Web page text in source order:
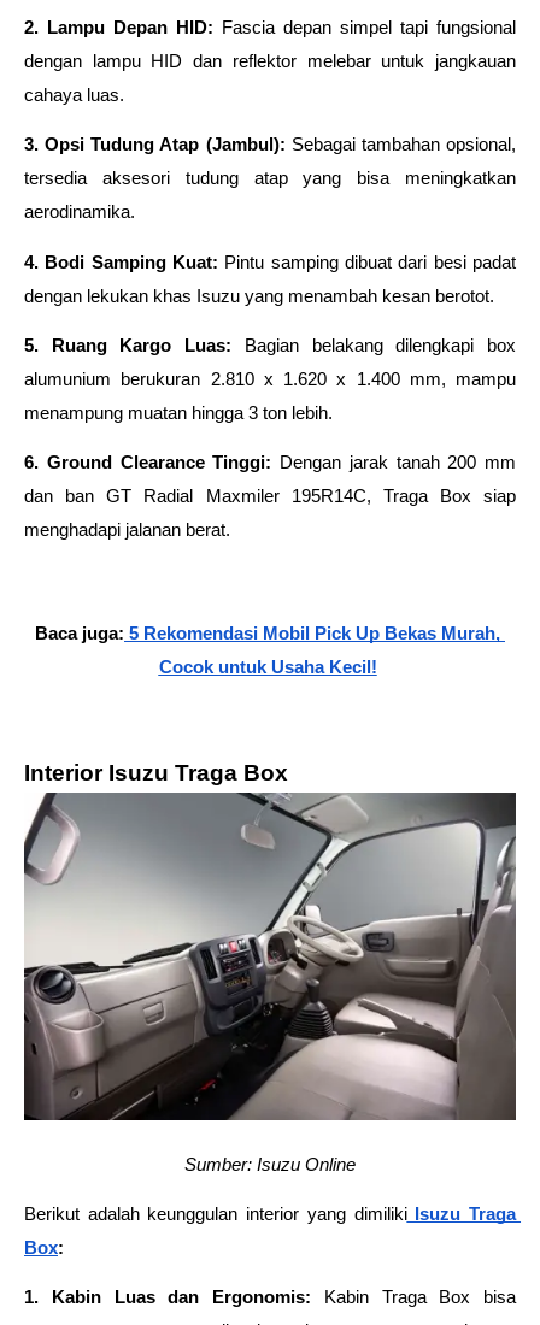
2. Lampu Depan HID:
Fascia depan simpel tapi fungsional
dengan lampu HID dan reflektor melebar untuk jangkauan
cahaya luas.
3. Opsi Tudung Atap (Jambul): Sebagai tambahan opsional,
tersedia aksesori tudung atap yang bisa meningkatkan
aerodinamika.
4. Bodi Samping Kuat: Pintu samping dibuat dari besi padat
dengan lekukan khas Isuzu yang menambah kesan berotot.
5. Ruang Kargo Luas: Bagian belakang dilengkapi box
alumunium berukuran 2.810 x 1.620 x 1.400 mm, mampu
menampung muatan hingga 3 ton lebih.
6. Ground Clearance Tinggi: Dengan jarak tanah 200 mm
dan ban GT Radial Maxmiler 195R14C, Traga Box siap
menghadapi jalanan berat.
Baca juga: 5 Rekomendasi Mobil Pick Up Bekas Murah,
Cocok untuk Usaha Kecil!
Interior Isuzu Traga Box
Sumber: Isuzu Online
Berikut adalah keunggulan interior yang dimiliki Isuzu Traga
Box:
1. Kabin Luas dan Ergonomis:
Kabin Traga Box bisa